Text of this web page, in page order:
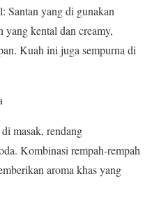
Santan yang di gunakan
yang kental dan creamy,
Kuah ini juga sempurna di
masak, rendang
Kombinasi rempah-rempah
aroma khas yang